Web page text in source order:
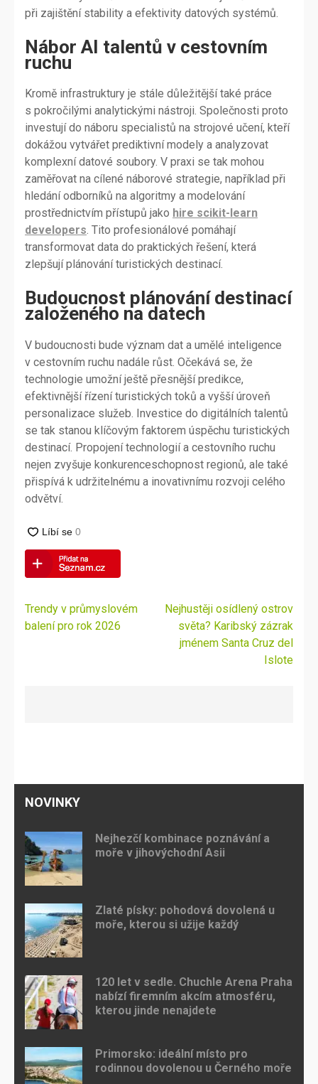
při zajištění stability a efektivity datových systémů.
Nábor AI talentů v cestovním
ruchu
Kromě infrastruktury je stále důležitější také práce
s pokročilými analytickými nástroji. Společnosti proto
investují do náboru specialistů na strojové učení, kteří
dokážou vytvářet prediktivní modely a analyzovat
komplexní datové soubory. V praxi se tak mohou
zaměřovat na cílené náborové strategie, například při
hledání odborníků na algoritmy a modelování
prostřednictvím přístupů jako hire scikit-learn
developers. Tito profesionálové pomáhají
transformovat data do praktických řešení, která
zlepšují plánování turistických destinací.
Budoucnost plánování destinací
založeného na datech
V budoucnosti bude význam dat a umělé inteligence
v cestovním ruchu nadále růst. Očekává se, že
technologie umožní ještě přesnější predikce,
efektivnější řízení turistických toků a vyšší úroveň
personalizace služeb. Investice do digitálních talentů
se tak stanou klíčovým faktorem úspěchu turistických
destinací. Propojení technologií a cestovního ruchu
nejen zvyšuje konkurenceschopnost regionů, ale také
přispívá k udržitelnému a inovativnímu rozvoji celého
odvětví.
Navigace
pro
Trendy v průmyslovém
balení pro rok 2026
Nejhustěji osídlený ostrov
světa? Karibský zázrak
jménem Santa Cruz del
Islote
NOVINKY
Nejhezčí kombinace poznávání a
moře v jihovýchodní Asii
Zlaté písky: pohodová dovolená u
moře, kterou si užije každý
120 let v sedle. Chuchle Arena Praha
nabízí firemním akcím atmosféru,
kterou jinde nenajdete
Primorsko: ideální místo pro
rodinnou dovolenou u Černého moře